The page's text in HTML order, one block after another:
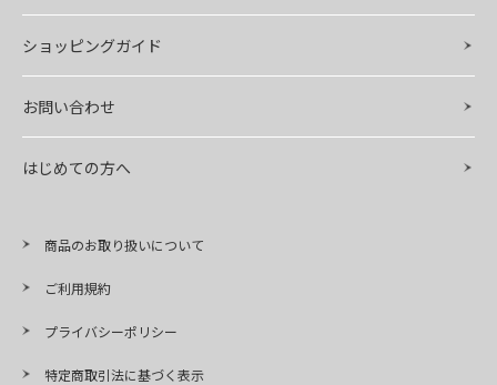
ショッピングガイド
お問い合わせ
はじめての方へ
商品のお取り扱いについて
ご利用規約
プライバシーポリシー
特定商取引法に基づく表示